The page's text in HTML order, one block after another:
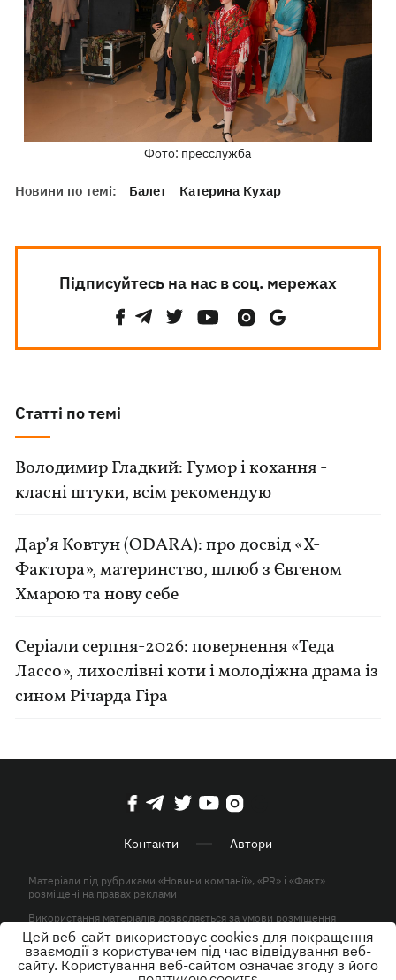
Фото: пресслужба
Новини по темі: Балет Катерина Кухар
Підписуйтесь на нас в соц. мережах
Статті по темі
Володимир Гладкий: Гумор і кохання -
класні штуки, всім рекомендую
Дар’я Ковтун (ODARA): про досвід «Х-
Фактора», материнство, шлюб з Євгеном
Хмарою та нову себе
Серіали серпня-2026: повернення «Теда
Лассо», лихослівні коти і молодіжна драма із
сином Річарда Гіра
Контакти Автори
Матеріали під рубриками «Новини компанії», «PR» і «Факт»
розміщені на правах реклами
Використання матеріалів дозволяється за умови розміщення
активного гіперпосилання на KP.UA в першому абзаці.
© ТОВ «ЮЛАВ МЕДІА» 2026. Всі права захищені.
Цей веб-сайт використовує cookies для покращення
взаємодії з користувачем під час відвідування веб-
сайту. Користування веб-сайтом означає згоду з його